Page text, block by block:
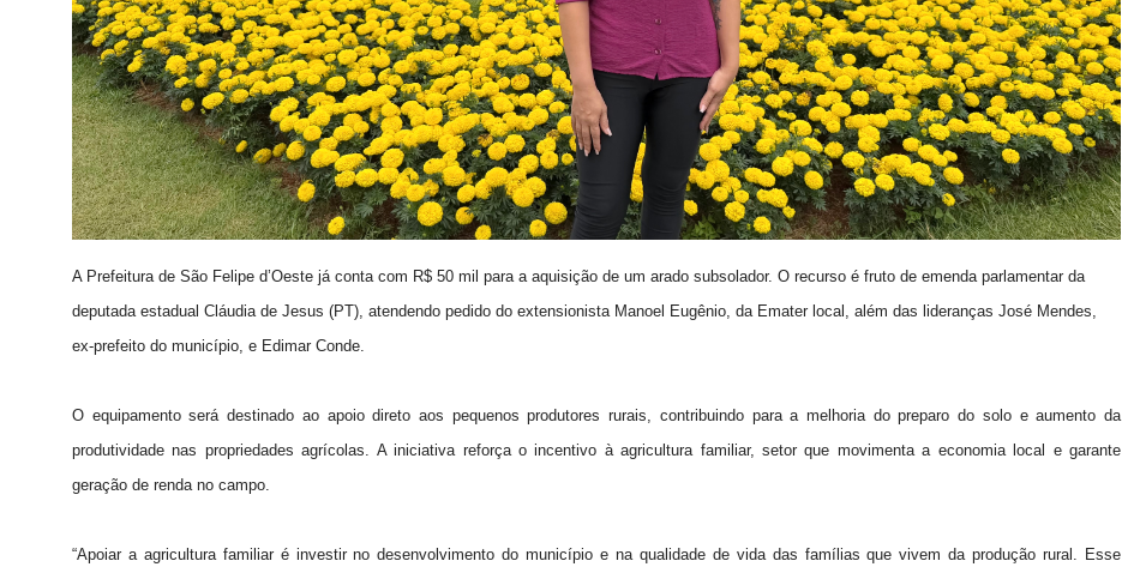
A Prefeitura de São Felipe d’Oeste já conta com R$ 50 mil para a aquisição de um arado subsolador. O recurso é fruto de emenda parlamentar da
deputada estadual Cláudia de Jesus (PT), atendendo pedido do extensionista Manoel Eugênio, da Emater local, além das lideranças José Mendes,
ex-prefeito do município, e Edimar Conde.
O equipamento será destinado ao apoio direto aos pequenos produtores rurais, contribuindo para a melhoria do preparo do solo e aumento da
produtividade nas propriedades agrícolas. A iniciativa reforça o incentivo à agricultura familiar, setor que movimenta a economia local e garante
geração de renda no campo.
“Apoiar a agricultura familiar é investir no desenvolvimento do município e na qualidade de vida das famílias que vivem da produção rural. Esse